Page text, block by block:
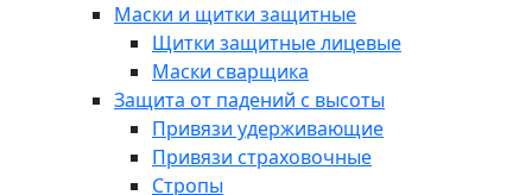
Маски и щитки защитные
Щитки защитные лицевые
Маски сварщика
Защита от падений с высоты
Привязи удерживающие
Привязи страховочные
Стропы